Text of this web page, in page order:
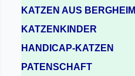
KATZEN AUS BERGHEIM
KATZENKINDER
HANDICAP-KATZEN
PATENSCHAFT